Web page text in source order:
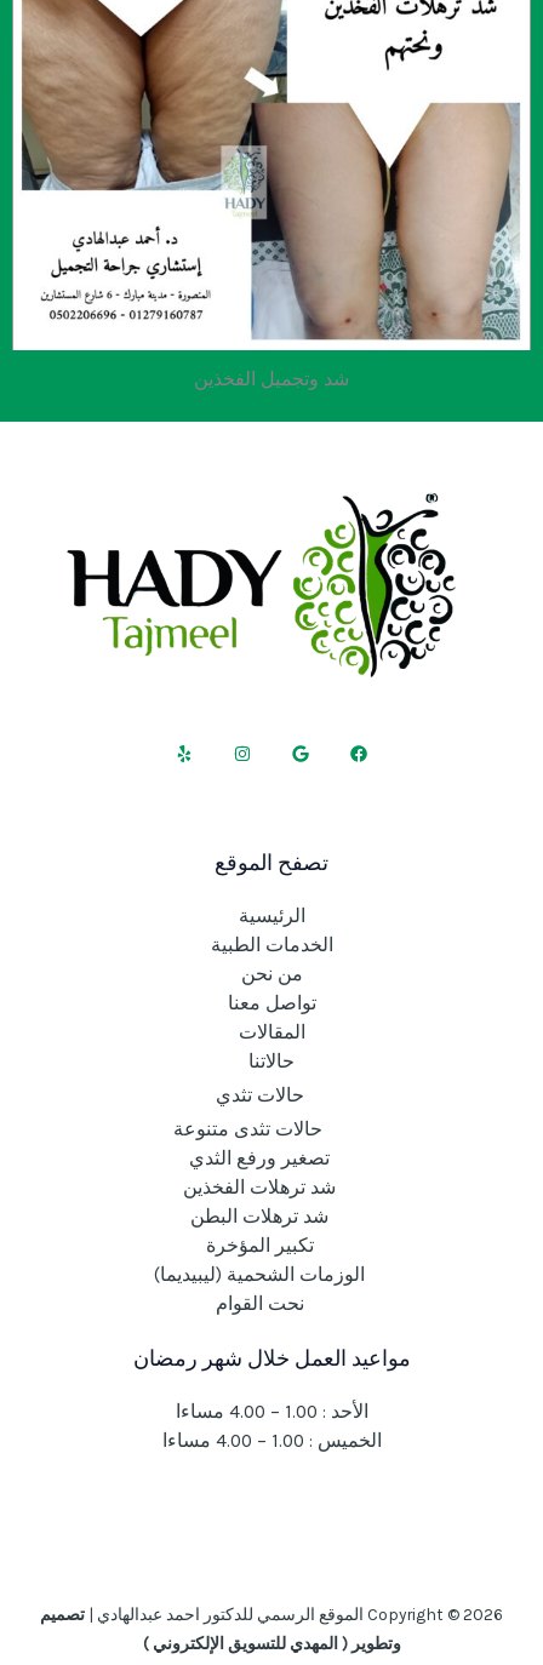
شد وتجميل الفخذين
تصفح الموقع
الرئيسية
الخدمات الطبية
من نحن
تواصل معنا
المقالات
حالاتنا
حالات تثدي
حالات تثدى متنوعة
تصغير ورفع الثدي
شد ترهلات الفخذين
شد ترهلات البطن
تكبير المؤخرة
الوزمات الشحمية (ليبيديما)
نحت القوام
مواعيد العمل خلال شهر رمضان
الأحد : 1.00 – 4.00 مساءا
الخميس : 1.00 – 4.00 مساءا
Copyright © 2026 الموقع الرسمي للدكتور احمد عبدالهادي |
تصميم
وتطوير ( المهدي للتسويق الإلكتروني )